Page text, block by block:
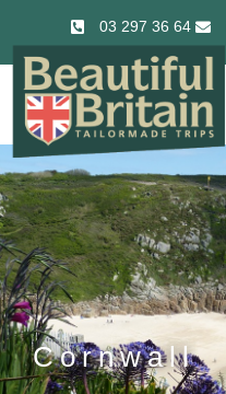
03 297 36 64
Cornwall